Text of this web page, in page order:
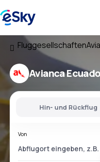
Fluggesellschaften
Avianca
Hin- und Rückflug
Von